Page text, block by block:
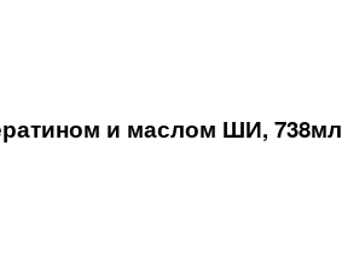
и маслом ШИ, 738мл